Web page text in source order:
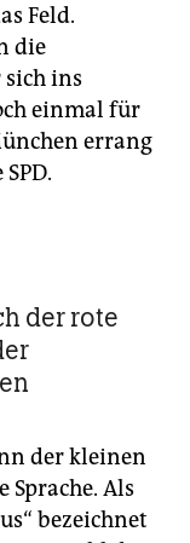
Feld.
die
ins
einmal für
errang
der rote
der kleinen
Sprache. Als
bezeichnet